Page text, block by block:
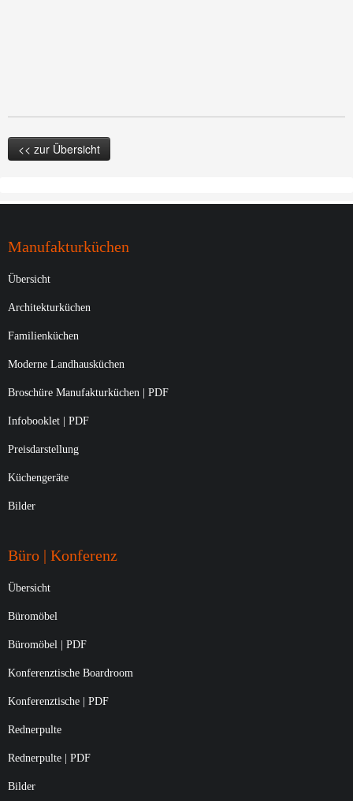
<< zur Übersicht
Manufakturküchen
Übersicht
Architekturküchen
Familienküchen
Moderne Landhausküchen
Broschüre Manufakturküchen | PDF
Infobooklet | PDF
Preisdarstellung
Küchengeräte
Bilder
Büro | Konferenz
Übersicht
Büromöbel
Büromöbel | PDF
Konferenztische Boardroom
Konferenztische | PDF
Rednerpulte
Rednerpulte | PDF
Bilder